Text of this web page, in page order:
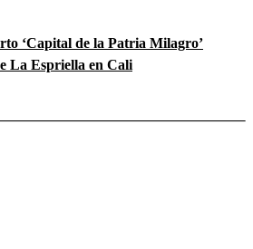
‘Capital de la Patria Milagro’
La Espriella en Cali